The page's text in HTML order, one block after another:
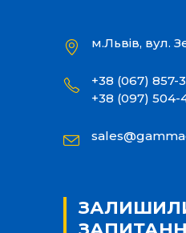
м.Львів, вул.
+38 (067) 857-
+38 (097) 504-